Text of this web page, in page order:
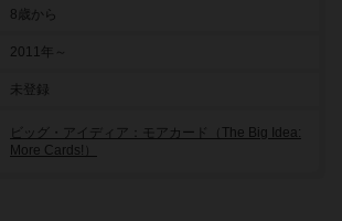
8歳から
2011年～
未登録
ビッグ・アイディア：モアカード（The Big Idea:
More Cards!）